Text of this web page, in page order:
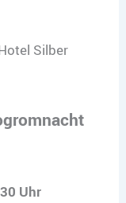
Silber
Uhr